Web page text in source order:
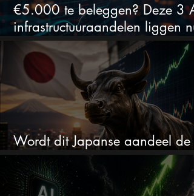
€5.000 te beleggen? Deze 3
infrastructuuraandelen liggen nu
in de uitverkoop
Wordt dit Japanse aandeel de
comeback kid van 2026?